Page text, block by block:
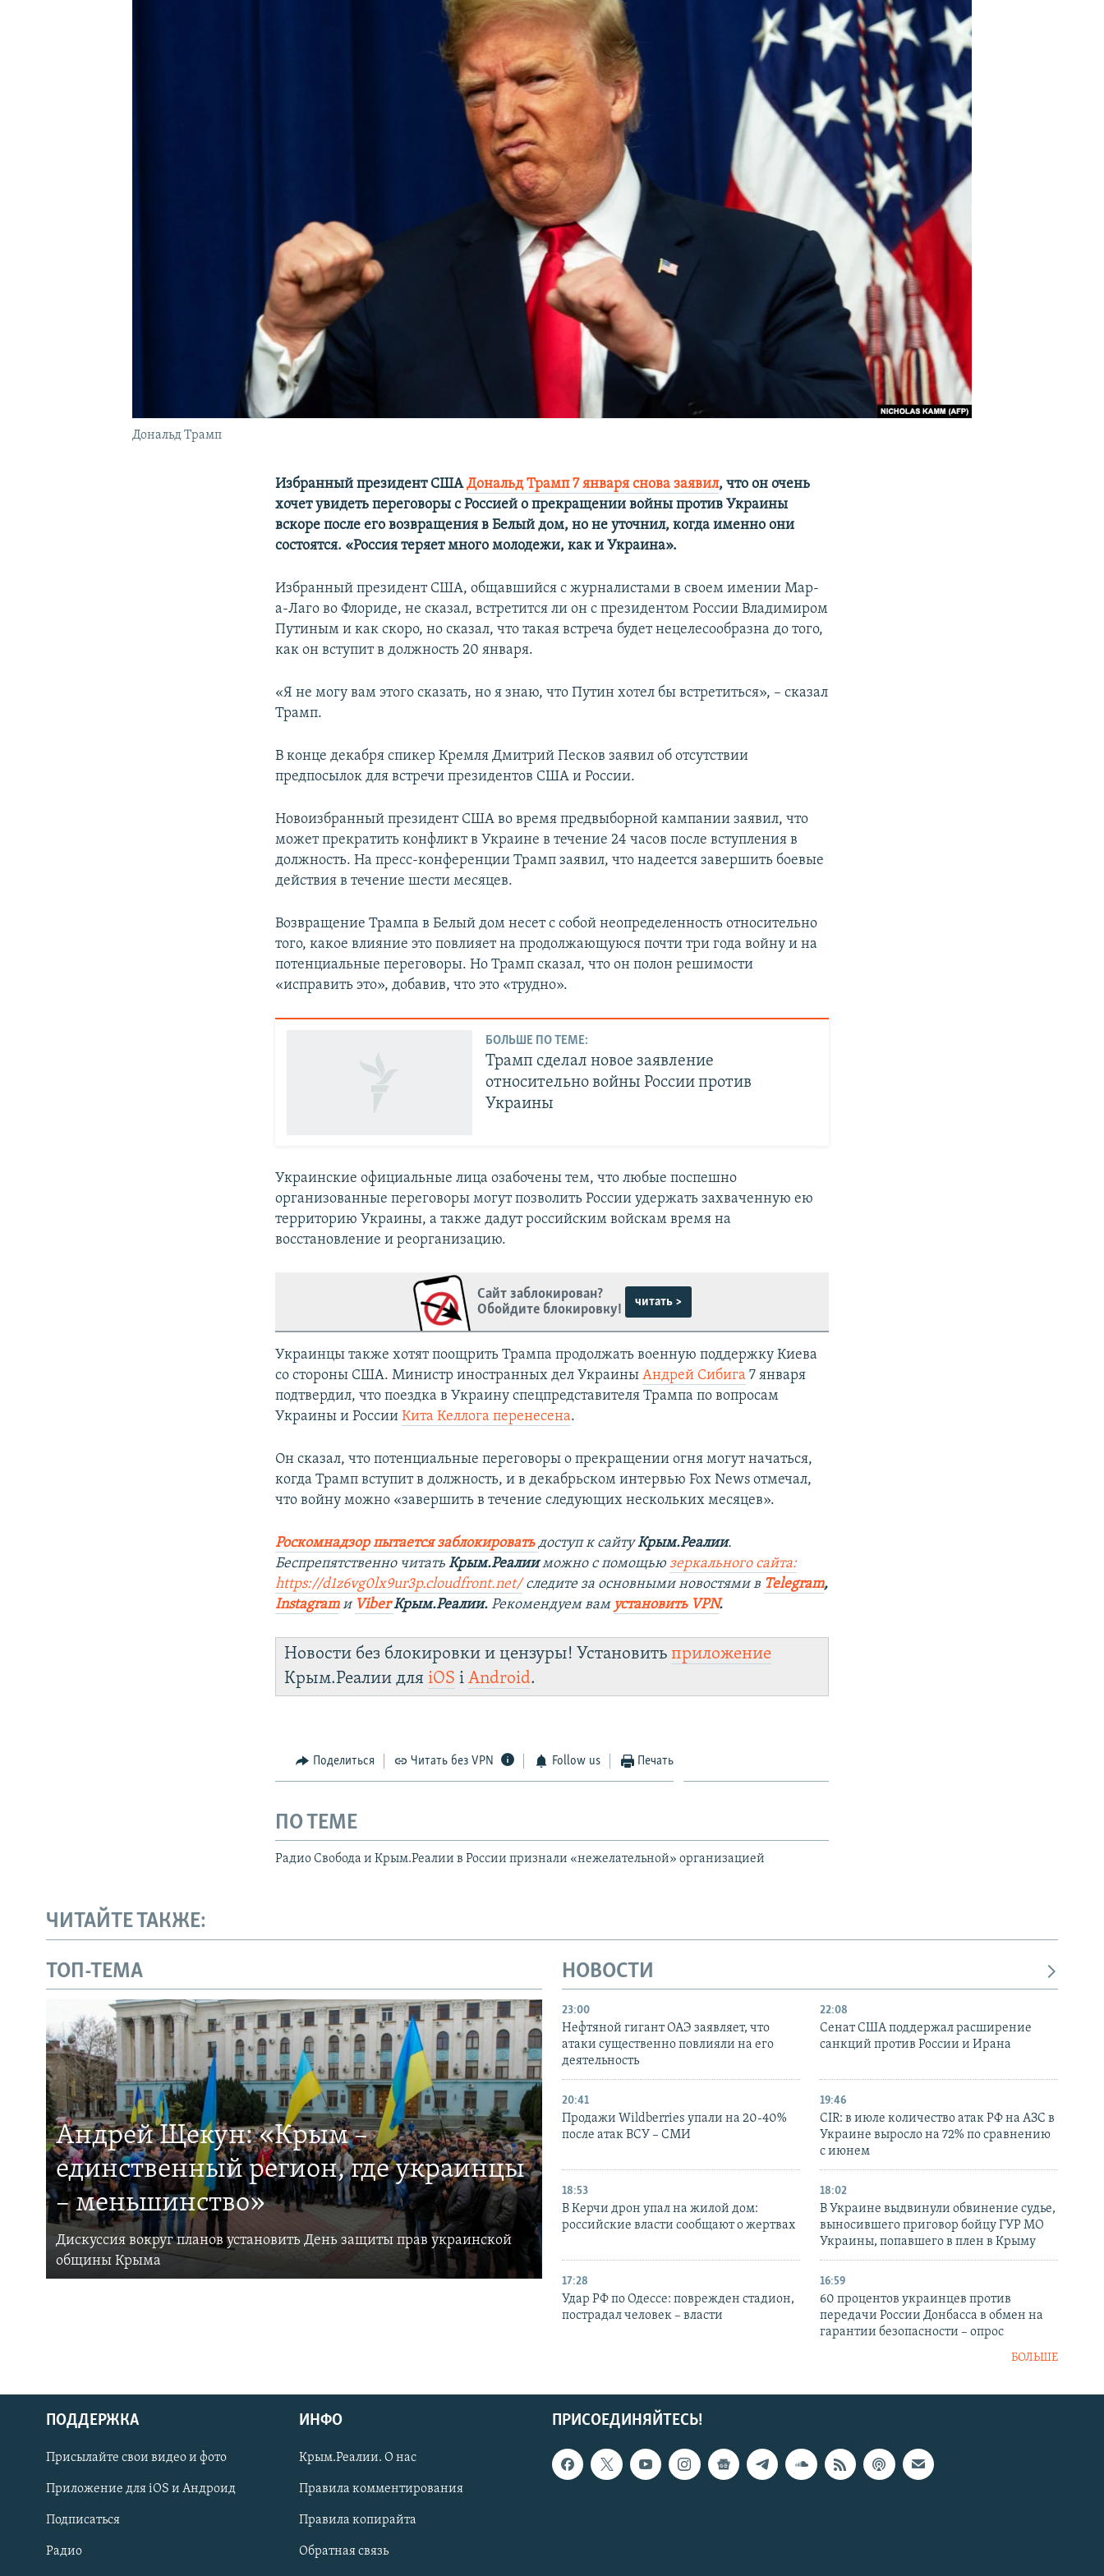
Українською
Qırımtatar
ПРИСОЕДИНЯЙТЕСЬ!
Дональд Трамп
Избранный президент СШАДональд Трамп 7 января снова заявил, что он очень
хочет увидеть переговоры с Россией о прекращении войны против Украины
вскоре после его возвращения в Белый дом, но не уточнил, когда именно они
состоятся. «Россия теряет много молодежи, как и Украина».
Избранный президент США, общавшийся с журналистами в своем имении Мар-
а-Лаго во Флориде, не сказал, встретится ли он с президентом России Владимиром
Путиным и как скоро, но сказал, что такая встреча будет нецелесообразна до того,
как он вступит в должность 20 января.
«Я не могу вам этого сказать, но я знаю, что Путин хотел бы встретиться», – сказал
Трамп.
В конце декабря спикер Кремля Дмитрий Песков заявил об отсутствии
предпосылок для встречи президентов США и России.
Новоизбранный президент США во время предвыборной кампании заявил, что
может прекратить конфликт в Украине в течение 24 часов после вступления в
должность. На пресс-конференции Трамп заявил, что надеется завершить боевые
действия в течение шести месяцев.
Возвращение Трампа в Белый дом несет с собой неопределенность относительно
того, какое влияние это повлияет на продолжающуюся почти три года войну и на
потенциальные переговоры. Но Трамп сказал, что он полон решимости
«исправить это», добавив, что это «трудно».
БОЛЬШЕ ПО ТЕМЕ:
Трамп сделал новое заявление
относительно войны России против
Украины
Украинские официальные лица озабочены тем, что любые поспешно
организованные переговоры могут позволить России удержать захваченную ею
территорию Украины, а также дадут российским войскам время на
восстановление и реорганизацию.
Сайт заблокирован?
Обойдите блокировку!
читать >
Украинцы также хотят поощрить Трампа продолжать военную поддержку Киева
со стороны США. Министр иностранных дел УкраиныАндрей Сибига 7 января
подтвердил, что поездка в Украину спецпредставителя Трампа по вопросам
Украины и РоссииКита Келлога перенесена.
Он сказал, что потенциальные переговоры о прекращении огня могут начаться,
когда Трамп вступит в должность, и в декабрьском интервью Fox News отмечал,
что войну можно «завершить в течение следующих нескольких месяцев».
Роскомнадзор пытается заблокировать доступ к сайтуКрым.Реалии.
Беспрепятственно читатьКрым.Реалииможно с помощьюзеркального сайта:
https://d1z6vg0lx9ur3p.cloudfront.net/ следите за основными новостями в Telegram,
Instagramи Viber Крым.Реалии.Рекомендуем вам установить VPN.
Новости без блокировки и цензуры! Установитьприложение
Крым.Реалии дляiOS іAndroid.
Поделиться Читать без VPN Follow us Печать
ПО ТЕМЕ
Радио Свобода и Крым.Реалии в России признали «нежелательной» организацией
ЧИТАЙТЕ ТАКЖЕ:
ТОП-ТЕМА
Андрей Щекун: «Крым –
единственный регион, где украинцы
– меньшинство»
Дискуссия вокруг планов установить День защиты прав украинской
общины Крыма
НОВОСТИ
23:00
Нефтяной гигант ОАЭ заявляет, что
атаки существенно повлияли на его
деятельность
22:08
Сенат США поддержал расширение
санкций против России и Ирана
20:41
Продажи Wildberries упали на 20-40%
после атак ВСУ – СМИ
19:46
CIR: в июле количество атак РФ на АЗС в
Украине выросло на 72% по сравнению
с июнем
18:53
В Керчи дрон упал на жилой дом:
российские власти сообщают о жертвах
18:02
В Украине выдвинули обвинение судье,
выносившего приговор бойцу ГУР МО
Украины, попавшего в плен в Крыму
17:28
Удар РФ по Одессе: поврежден стадион,
пострадал человек – власти
16:59
60 процентов украинцев против
передачи России Донбасса в обмен на
гарантии безопасности – опрос
БОЛЬШЕ
ПРИСОЕДИНЯЙТЕСЬ!
ПОДДЕРЖКА
Присылайте свои видео и фото
Приложение для iOS и Андроид
Подписаться
Радио
ИНФО
Крым.Реалии. О нас
Правила комментирования
Правила копирайта
Обратная связь